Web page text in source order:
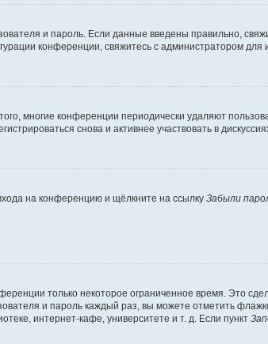
и пароль. Если данные введены правильно,
конференции, свяжитесь с администратором для
многие конференции периодически удаляют
снова и активнее участвовать в
на конференцию и щёлкните на ссылку Забыли
только некоторое ограниченное время. Это
и пароль каждый раз, вы можете отметить
интернет-кафе, университете и т. д. Если пункт